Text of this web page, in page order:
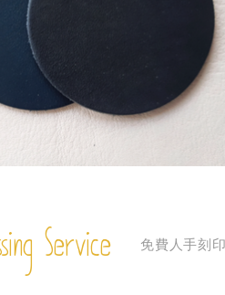
Service 免費人手刻